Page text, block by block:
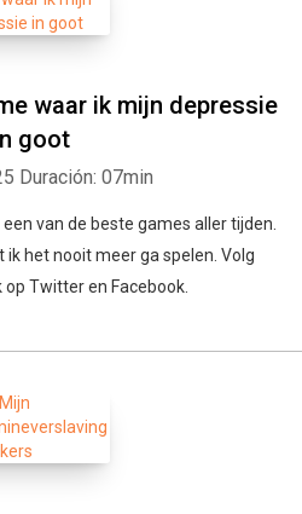
waar ik mijn depressie
goot
Duración: 07min
van de beste games aller tijden.
ik het nooit meer ga spelen. Volg
op Twitter en Facebook.